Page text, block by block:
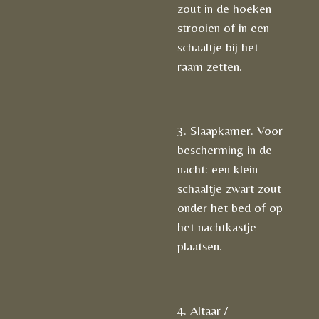
zout in de hoeken
strooien of in een
schaaltje bij het
raam zetten.
3. Slaapkamer. Voor
bescherming in de
nacht: een klein
schaaltje zwart zout
onder het bed of op
het nachtkastje
plaatsen.
4. Altaar /